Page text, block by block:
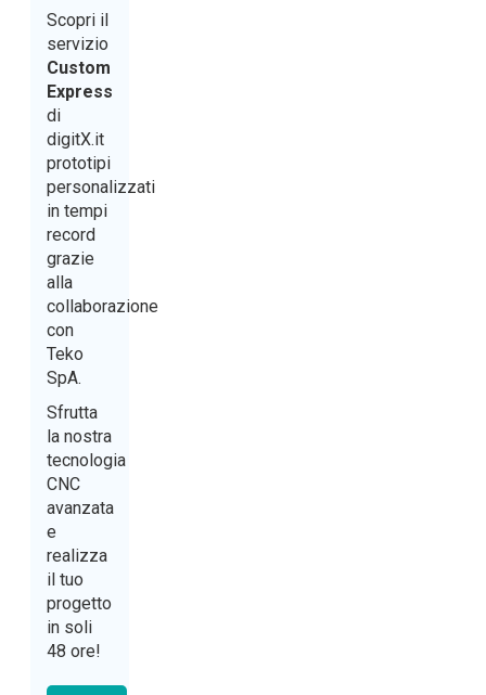
Scopri il
servizio
Custom
Express
di
digitX.it
prototipi
personalizzati
in tempi
record
grazie
alla
collaborazione
con
Teko
SpA.
Sfrutta
la nostra
tecnologia
CNC
avanzata
e
realizza
il tuo
progetto
in soli
48 ore!